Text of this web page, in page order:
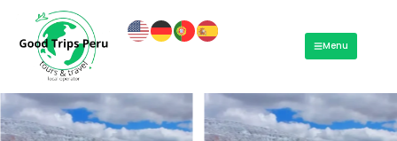
contenido
Menu